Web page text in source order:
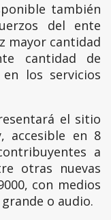
también
del ente
mayor cantidad
cantidad de
los servicios
el sitio
accesible en 8
a
otras nuevas
con medios
o audio.